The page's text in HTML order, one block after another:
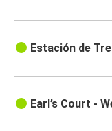
Estación de
Earl’s Court -